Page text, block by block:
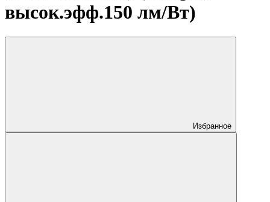
высок.эфф.150 лм/Вт)
Избранное